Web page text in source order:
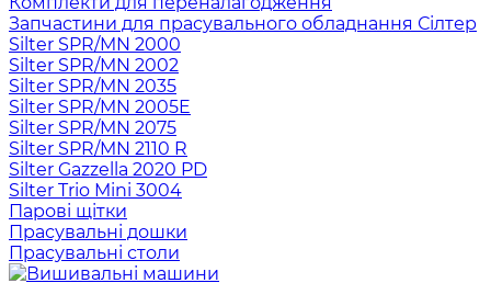
Запчастини для прасувального обладнання Сілтер
Silter SPR/MN 2000
Silter SPR/MN 2002
Silter SPR/MN 2035
Silter SPR/MN 2005E
Silter SPR/MN 2075
Silter SPR/MN 2110 R
Silter Gazzella 2020 PD
Silter Trio Mini 3004
Парові щітки
Прасувальні дошки
Прасувальні столи